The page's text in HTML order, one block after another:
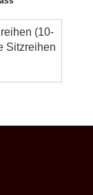
(10-
Sitzreihen